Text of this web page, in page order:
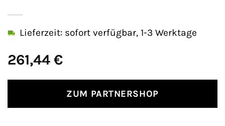
261,44 €
Lieferzeit: sofort verfügbar, 1-3 Werktage
ZUM PARTNERSHOP